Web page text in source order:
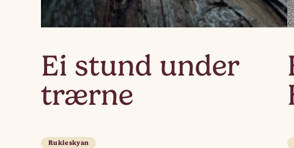
Ei stund under
trærne
Rukleskyan